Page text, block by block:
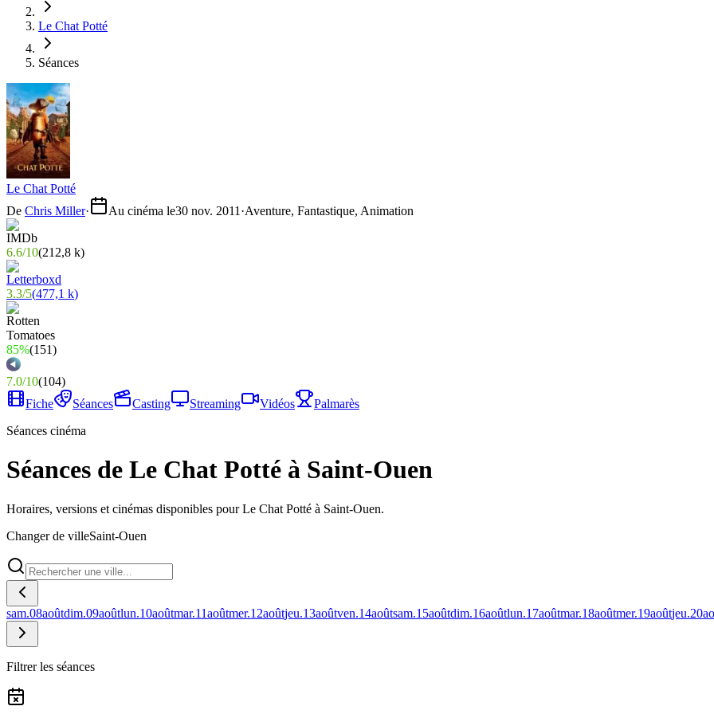
Le Chat Potté
Séances
Le Chat Potté
De Chris Miller· Au cinéma le30 nov. 2011 ·Aventure, Fantastique, Animation
6.6/10(212,8 k)
3.3/5(477,1 k)
85%(151)
7.0/10(104)
Fiche
Séances Casting Streaming Vidéos
Palmarès
Séances cinéma
Séances de Le Chat Potté à Saint-Ouen
Horaires, versions et cinémas disponibles pour Le Chat Potté à Saint-Ouen.
Changer de villeSaint-Ouen
sam.08aoûtdim.09aoûtlun.10aoûtmar.11aoûtmer.12aoûtjeu.13aoûtven.14aoûtsam.15aoûtdim.16aoûtlun.17aoûtmar.18aoûtmer.19aoûtjeu.20
Filtrer les séances